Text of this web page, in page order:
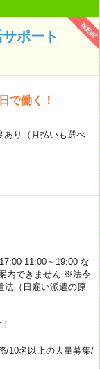
NEW
ポート
で働く！
り（月払いも選べ
11:00～19:00 な
内できません ※法令
法（日雇い派遣の原
/10名以上の大量募集/